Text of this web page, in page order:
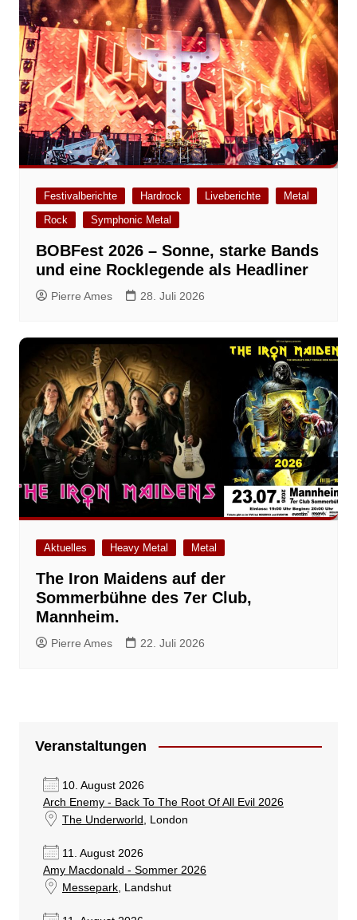
Festivalberichte Hardrock Liveberichte
Metal
Rock
Symphonic Metal
BOBFest 2026 – Sonne, starke Bands
und eine Rocklegende als Headliner
Pierre Ames 28. Juli 2026
Aktuelles Heavy Metal Metal
The Iron Maidens auf der
Sommerbühne des 7er Club,
Mannheim.
Pierre Ames 22. Juli 2026
Veranstaltungen
10. August 2026
Arch Enemy - Back To The Root Of All Evil 2026
The Underworld
, London
11. August 2026
Amy Macdonald - Sommer 2026
Messepark, Landshut